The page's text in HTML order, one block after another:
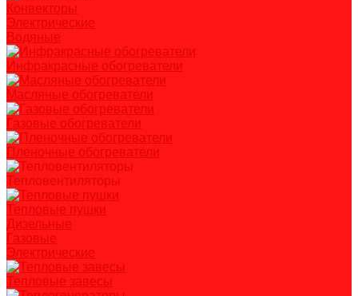
Конвекторы
Электрические
Водяные
Инфракрасные обогреватели
Масляные обогреватели
Газовые обогреватели
Пленочные обогреватели
Тепловентиляторы
Тепловые пушки
Дизельные
Газовые
Электрические
Тепловые завесы